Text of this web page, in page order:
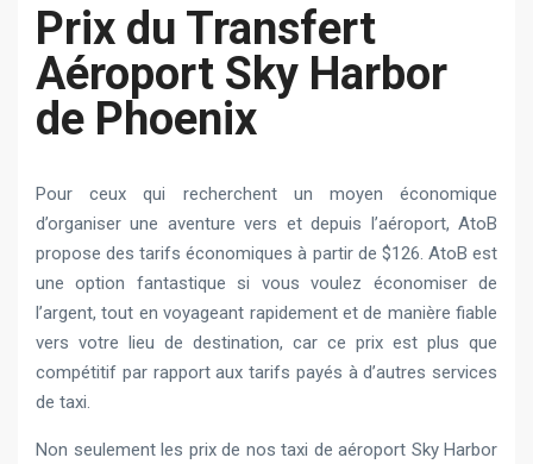
Prix du Transfert
Aéroport Sky Harbor
de Phoenix
Pour ceux qui recherchent un moyen économique
d’organiser une aventure vers et depuis l’aéroport, AtoB
propose des tarifs économiques à partir de $126. AtoB est
une option fantastique si vous voulez économiser de
l’argent, tout en voyageant rapidement et de manière fiable
vers votre lieu de destination, car ce prix est plus que
compétitif par rapport aux tarifs payés à d’autres services
de taxi.
Non seulement les prix de nos taxi de aéroport Sky Harbor